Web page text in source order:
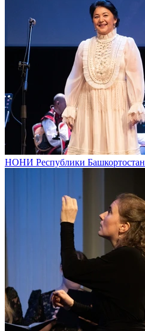
НОНИ Республики Башкортостан